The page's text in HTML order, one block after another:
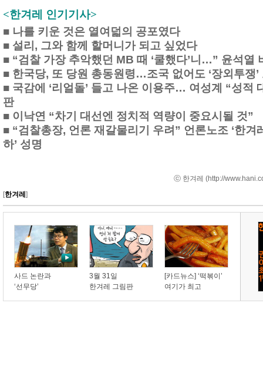
<한겨레 인기기사>
■ 나를 키운 것은 열여덟의 공포였다
■ 설리, 그와 함께 할머니가 되고 싶었다
■ “검찰 가장 추악했던 MB 때 ‘쿨했다’니…” 윤석열
■ 한국당, 또 당원 총동원령…조국 없어도 ‘장외투쟁’
■ 국감에 ‘리얼돌’ 들고 나온 이용주… 여성계 “성적
판
■ 이낙연 “차기 대선엔 정치적 역량이 중요시될 것”
■ “검찰총장, 언론 재갈물리기 우려” 언론노조 ‘한겨
하’ 성명
ⓒ 한겨레 (http://
[한겨레 ]
사드 논란과
‘선무당’
3월 31일
한겨레 그림판
[카드뉴스] ‘떡볶이’
여기가 최고